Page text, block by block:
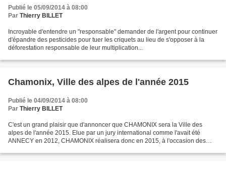
Publié le 05/09/2014 à 08:00
Par Thierry BILLET
Incroyable d'entendre un "responsable" demander de l'argent pour continuer
d'épandre des pesticides pour tuer les criquets au lieu de s'opposer à la
déforestation responsable de leur multiplication...
Chamonix, Ville des alpes de l'année 2015
Publié le 04/09/2014 à 08:00
Par Thierry BILLET
C'est un grand plaisir que d'annoncer que CHAMONIX sera la Ville des
alpes de l'année 2015. Elue par un jury international comme l'avait été
ANNECY en 2012, CHAMONIX réalisera donc en 2015, à l'occasion des